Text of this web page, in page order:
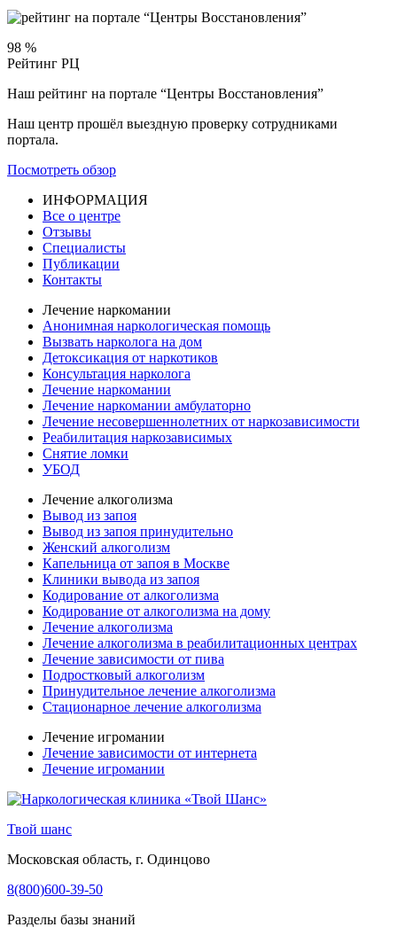
98 %
Рейтинг РЦ
Наш рейтинг на портале “Центры Восстановления”
Наш центр прошёл выездную проверку сотрудниками
портала.
Посмотреть обзор
ИНФОРМАЦИЯ
Все о центре
Отзывы
Специалисты
Публикации
Контакты
Лечение наркомании
Анонимная наркологическая помощь
Вызвать нарколога на дом
Детоксикация от наркотиков
Консультация нарколога
Лечение наркомании
Лечение наркомании амбулаторно
Лечение несовершеннолетних от наркозависимости
Реабилитация наркозависимых
Снятие ломки
УБОД
Лечение алкоголизма
Вывод из запоя
Вывод из запоя принудительно
Женский алкоголизм
Капельница от запоя в Москве
Клиники вывода из запоя
Кодирование от алкоголизма
Кодирование от алкоголизма на дому
Лечение алкоголизма
Лечение алкоголизма в реабилитационных центрах
Лечение зависимости от пива
Подростковый алкоголизм
Принудительное лечение алкоголизма
Стационарное лечение алкоголизма
Лечение игромании
Лечение зависимости от интернета
Лечение игромании
Твой шанс
Московская область, г. Одинцово
8(800)600-39-50
Разделы базы знаний